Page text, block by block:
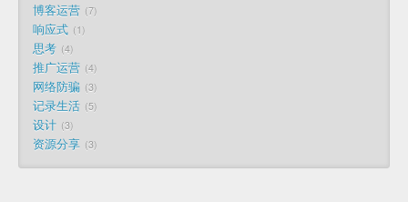
博客运营 7
响应式 1
思考 4
推广运营 4
网络防骗 3
记录生活 5
设计 3
资源分享 3